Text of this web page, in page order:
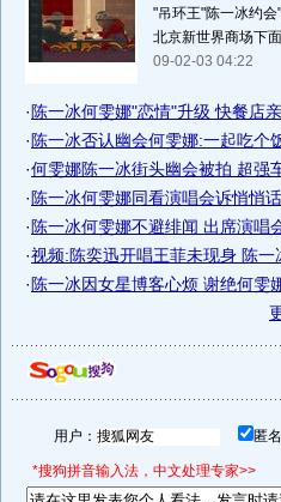
"吊环王"陈一冰约
北京新世界商场下
09-02-03 04:22
· 陈一冰何雯娜"恋情"升级 快餐店
· 陈一冰否认幽会何雯娜:一起吃个
·何雯娜陈一冰街头幽会被拍 超强
· 陈一冰何雯娜同看演唱会诉悄悄话
· 陈一冰何雯娜不避绯闻 出席演唱
·视频:陈奕迅开唱王菲未现身 陈一
· 陈一冰因女星博客心烦 谢绝何雯
用户： 匿
*搜狗拼音输入法，中文处理专家>>